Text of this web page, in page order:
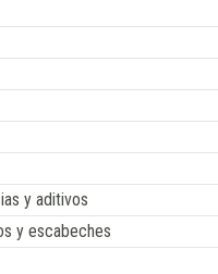
y aditivos
y escabeches